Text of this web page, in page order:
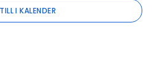
I KALENDER